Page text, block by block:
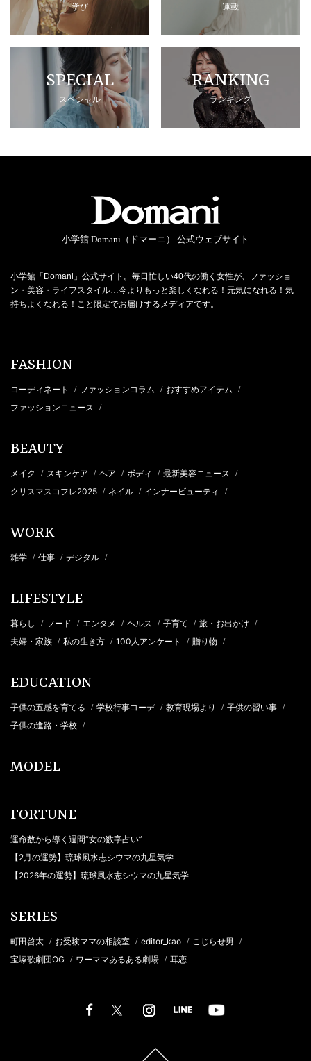
学び 連載
SPECIAL
スペシャル
RANKING
ランキング
小学館 Domani（ドマーニ） 公式ウェブサイト
小学館「Domani」公式サイト。毎日忙しい40代の働く女性が、ファッショ
ン・美容・ライフスタイル…今よりもっと楽しくなれる！元気になれる！気
持ちよくなれる！こと限定でお届けするメディアです。
FASHION
コーディネート / ファッションコラム / おすすめアイテム /
ファッションニュース /
BEAUTY
メイク / スキンケア / ヘア / ボディ / 最新美容ニュース /
クリスマスコフレ2025 / ネイル / インナービューティ /
WORK
雑学 / 仕事 / デジタル /
LIFESTYLE
暮らし / フード / エンタメ / ヘルス / 子育て / 旅・お出かけ /
夫婦・家族 / 私の生き方 / 100人アンケート / 贈り物 /
EDUCATION
子供の五感を育てる / 学校行事コーデ / 教育現場より / 子供の習い事 /
子供の進路・学校 /
MODEL
FORTUNE
運命数から導く週間“女の数字占い”
【2月の運勢】琉球風水志シウマの九星気学
【2026年の運勢】琉球風水志シウマの九星気学
SERIES
町田啓太 / お受験ママの相談室 / editor_kao / こじらせ男 /
宝塚歌劇団OG / ワーママあるある劇場 / 耳恋